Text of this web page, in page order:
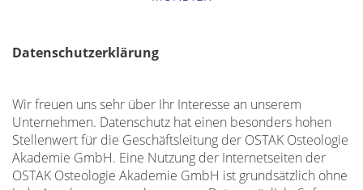
Datenschutzerklärung
Wir freuen uns sehr über Ihr Interesse an unserem
Unternehmen. Datenschutz hat einen besonders hohen
Stellenwert für die Geschäftsleitung der OSTAK Osteologie
Akademie GmbH. Eine Nutzung der Internetseiten der
OSTAK Osteologie Akademie GmbH ist grundsätzlich ohne